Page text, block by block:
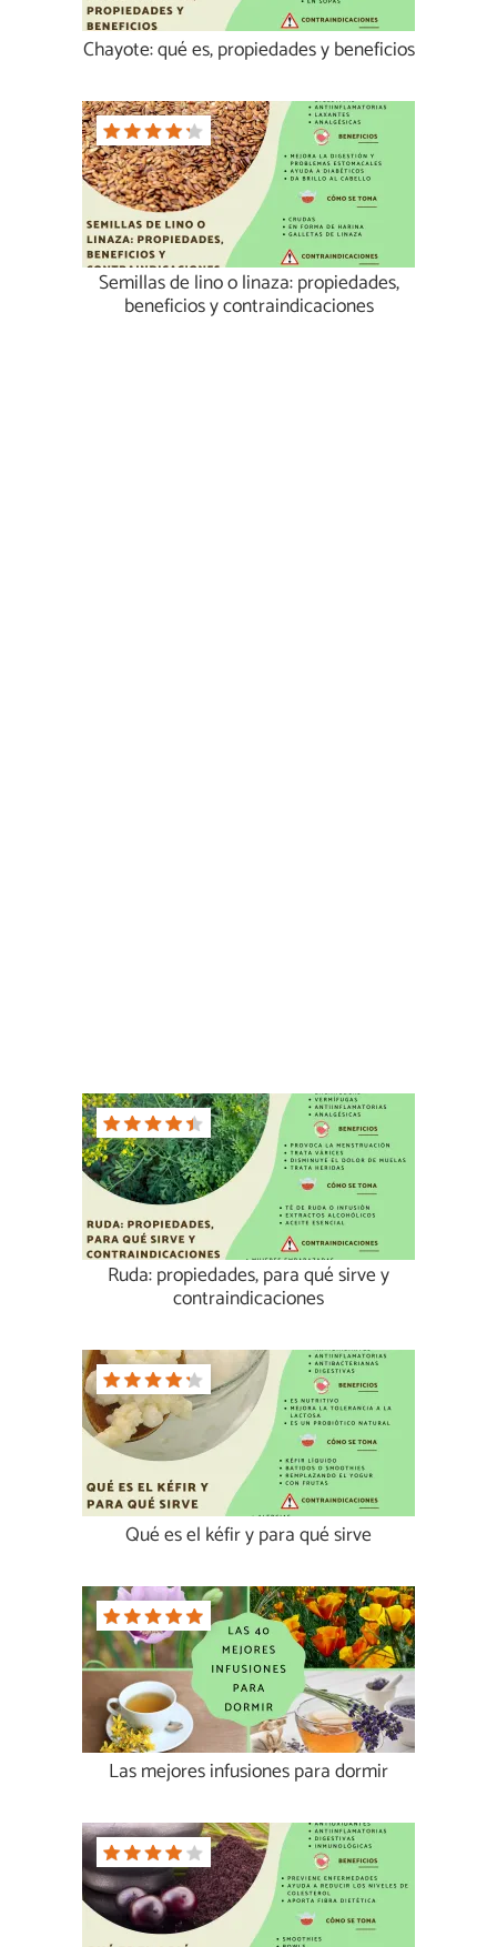
Chayote: qué es, propiedades y beneficios
Semillas de lino o linaza: propiedades,
beneficios y contraindicaciones
Ruda: propiedades, para qué sirve y
contraindicaciones
Qué es el kéfir y para qué sirve
Las mejores infusiones para dormir